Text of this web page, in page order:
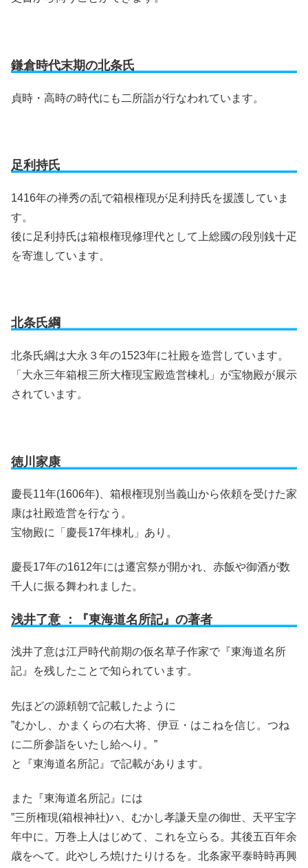
鎌倉時代末期の北条氏
貞時・高時の時代にも二所詣が行なわれています。
足利持氏
1416年の禅秀の乱で箱根権現が足利持氏を援護していま
す。
後に足利持氏は箱根権現修理代として上総國の段別銭十疋
を寄進しています。
北条氏綱
北条氏綱は大永３年の1523年に社殿を造営しています。
「大永三年箱根三所大権現宝殿造営棟札」が宝物殿が展示
されています。
徳川家康
慶長11年(1606年)、箱根権現別当義山から依頼を受けた家
康は社殿造営を行なう。
宝物殿に「慶長17年棟札」あり。
慶長17年の1612年には遷宮祭が開かれ、赤飯や御酒が数
千人に振る舞われました。
浅井了意 ：『東海道名所記』の著者
浅井了意は江戸時代前期の仮名草子作家で『東海道名所
記』を残したことで知られています。
先ほどの源頼朝で記載したように
”むかし、かまくらの右大将、伊豆・はこねを信じ。つね
に二所参詣をいたし給へり。”
と『東海道名所記』で記載があります。
また『東海道名所記』には
”三所権現(箱根神社)ハ、むかし孝謙天皇の御世、天平宝字
年中に。万巻上人はじめて、これを立らる。其後五百年余
歳をへて。此やしろ焼けたりけるを。北条家平泰時時再興